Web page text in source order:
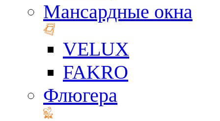
Мансардные окна
VELUX
FAKRO
Флюгера